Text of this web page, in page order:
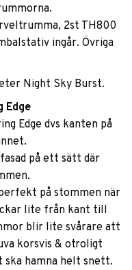
2st TH800
ingår. Övriga
Night Sky Burst.
Edge
Edge dvs kanten på
på ett sätt där
på stommen när
lite från kant till
blir lite svårare att
korsvis & otroligt
hamna helt snett.